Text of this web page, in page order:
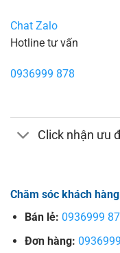
Chat Zalo
Hotline tư vấn
0936999 878
Click nhận ưu
Chăm sóc khách hàng
Bán lẻ: 0936999
Đơn hàng: